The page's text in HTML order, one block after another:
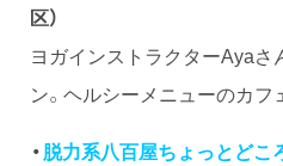
区）
ヨガインストラクターAyaさ
ン。ヘルシーメニューのカフ
・脱力系八百屋ちょっとどこ